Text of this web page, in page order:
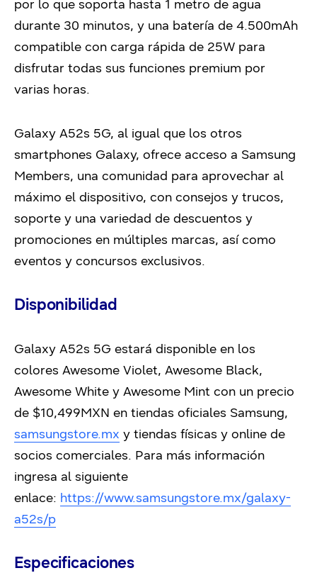
por lo que soporta hasta 1 metro de agua
durante 30 minutos, y una batería de 4.500mAh
compatible con carga rápida de 25W para
disfrutar todas sus funciones premium por
varias horas.
Galaxy A52s 5G, al igual que los otros
smartphones Galaxy, ofrece acceso a Samsung
Members, una comunidad para aprovechar al
máximo el dispositivo, con consejos y trucos,
soporte y una variedad de descuentos y
promociones en múltiples marcas, así como
eventos y concursos exclusivos.
Disponibilidad
Galaxy A52s 5G estará disponible en los
colores Awesome Violet, Awesome Black,
Awesome White y Awesome Mint con un precio
de $10,499MXN en tiendas oficiales Samsung,
samsungstore.mx y tiendas físicas y online de
socios comerciales. Para más información
ingresa al siguiente
enlace: https://www.samsungstore.mx/galaxy-
a52s/p
Especificaciones